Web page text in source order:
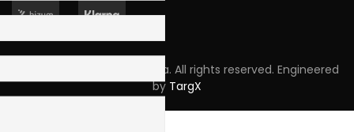
Copyright © 2023 Skpro, Lda. All rights reserved. Engineered
by TargX